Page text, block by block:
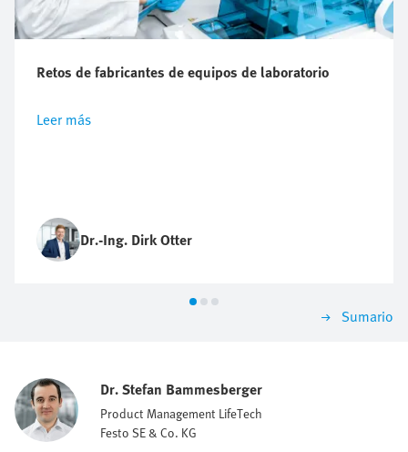
Retos de fabricantes de equipos de laboratorio
Leer más
Dr.-Ing. Dirk Otter
Sumario
Dr. Stefan Bammesberger
Product Management LifeTech
Festo SE & Co. KG